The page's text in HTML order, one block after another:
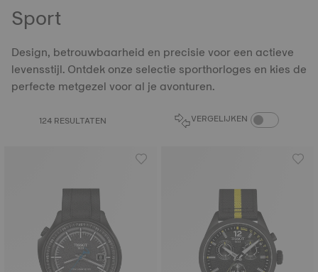
Sport
Design, betrouwbaarheid en precisie voor een actieve
levensstijl. Ontdek onze selectie sporthorloges en kies de
perfecte metgezel voor al je avonturen.
124 RESULTATEN VERGELIJKEN COMPARE